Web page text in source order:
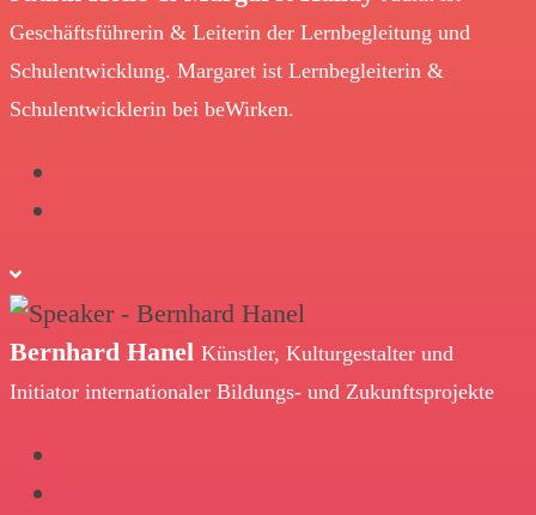
Geschäftsführerin & Leiterin der Lernbegleitung und
Schulentwicklung. Margaret ist Lernbegleiterin &
Schulentwicklerin bei beWirken.
Bernhard Hanel Künstler, Kulturgestalter und
Initiator internationaler Bildungs- und Zukunftsprojekte